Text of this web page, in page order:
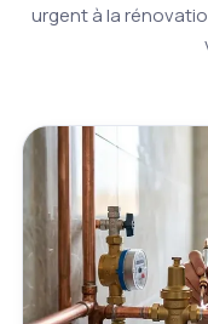
urgent à la